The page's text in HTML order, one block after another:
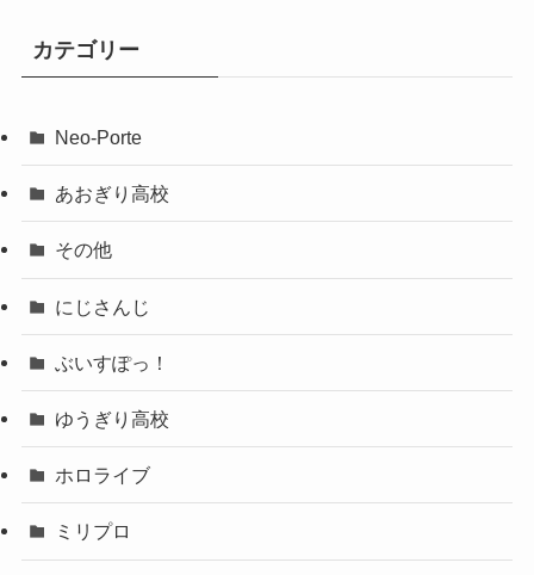
カテゴリー
Neo-Porte
あおぎり高校
その他
にじさんじ
ぶいすぽっ！
ゆうぎり高校
ホロライブ
ミリプロ